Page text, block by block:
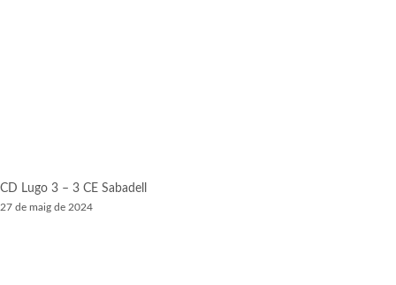
CD Lugo 3 – 3 CE Sabadell
27 de maig de 2024